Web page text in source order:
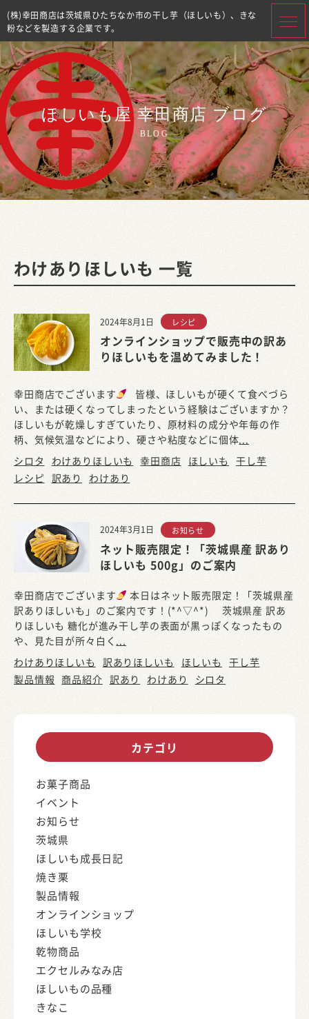
(株)幸田商店は茨城県ひたちなか市の干し芋（ほしいも）、きな
粉などを製造する企業です。
ほしいも屋 幸田商店 ブログ
BLOG
わけありほしいも 一覧
2024年8月1日 レシピ
オンラインショップで販売中の訳あ
りほしいもを温めてみました！
幸田商店でございます
皆様、ほしいもが硬くて食べづら
い、または硬くなってしまったという経験はございますか？
ほしいもが乾燥しすぎていたり、原材料の成分や年毎の作
柄、気候気温などにより、硬さや粘度などに個体
シロタ
わけありほしいも 幸田商店 ほしいも
干し芋
レシピ 訳あり わけあり
2024年3月1日 お知らせ
ネット販売限定！「茨城県産 訳あり
ほしいも 500g」のご案内
幸田商店でございます
本日はネット販売限定！「茨城県産
訳ありほしいも」のご案内です！(*^▽^*) 茨城県産 訳あ
りほしいも 糖化が進み干し芋の表面が黒っぽくなったもの
や、見た目が所々白く
わけありほしいも
訳ありほしいも ほしいも 干し芋
製品情報 商品紹介 訳あり わけあり シロタ
カテゴリ
お菓子商品
イベント
お知らせ
茨城県
ほしいも成長日記
焼き栗
製品情報
オンラインショップ
ほしいも学校
乾物商品
エクセルみなみ店
ほしいもの品種
きなこ